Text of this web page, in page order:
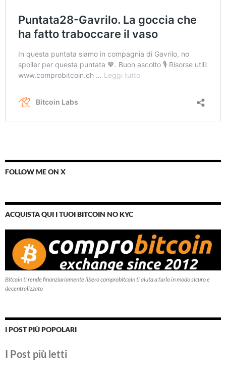
FOLLOW ME ON X
ACQUISTA QUI I TUOI BITCOIN NO KYC
Bitcoin ti rende finanziariamente libero comprobitcoin ti aiuta a farlo in modo sicuro e
decentralizzato
I POST PIÙ POPOLARI
I Post più letti